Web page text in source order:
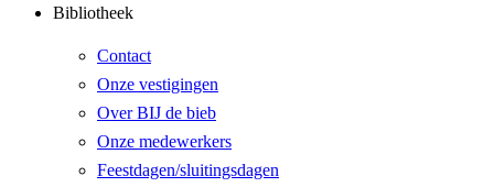
Bibliotheek
Contact
Onze vestigingen
Over BIJ de bieb
Onze medewerkers
Feestdagen/sluitingsdagen